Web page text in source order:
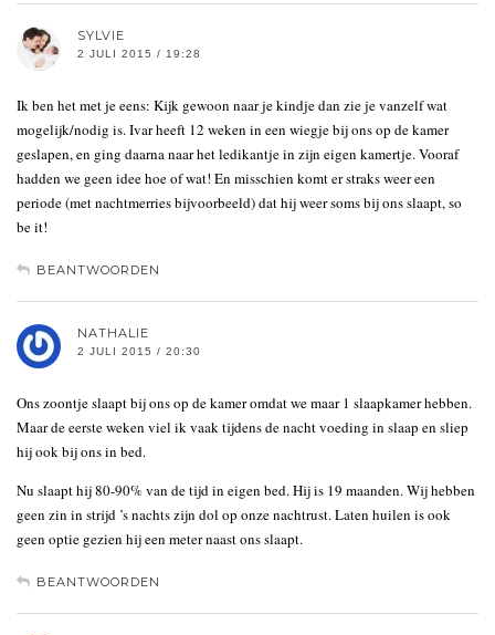
SYLVIE
2 JULI 2015 / 19:28
Ik ben het met je eens: Kijk gewoon naar je kindje dan zie je vanzelf wat
mogelijk/nodig is. Ivar heeft 12 weken in een wiegje bij ons op de kamer
geslapen, en ging daarna naar het ledikantje in zijn eigen kamertje. Vooraf
hadden we geen idee hoe of wat! En misschien komt er straks weer een
periode (met nachtmerries bijvoorbeeld) dat hij weer soms bij ons slaapt, so
be it!
BEANTWOORDEN
NATHALIE
2 JULI 2015 / 20:30
Ons zoontje slaapt bij ons op de kamer omdat we maar 1 slaapkamer hebben.
Maar de eerste weken viel ik vaak tijdens de nacht voeding in slaap en sliep
hij ook bij ons in bed.
Nu slaapt hij 80-90% van de tijd in eigen bed. Hij is 19 maanden. Wij hebben
geen zin in strijd ’s nachts zijn dol op onze nachtrust. Laten huilen is ook
geen optie gezien hij een meter naast ons slaapt.
BEANTWOORDEN